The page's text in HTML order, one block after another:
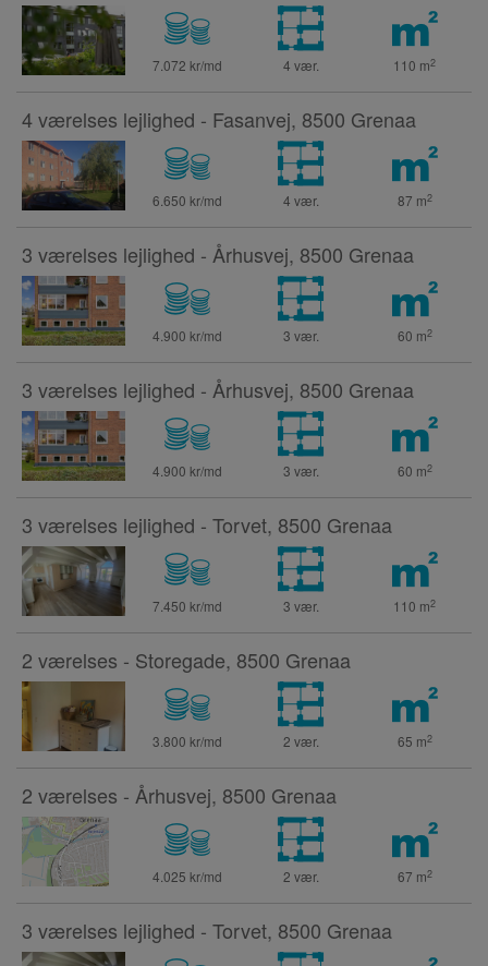
7.072 kr/md 4 vær. 110 m2
4 værelses lejlighed - Fasanvej, 8500 Grenaa
6.650 kr/md 4 vær. 87 m2
3 værelses lejlighed - Århusvej, 8500 Grenaa
4.900 kr/md 3 vær. 60 m2
3 værelses lejlighed - Århusvej, 8500 Grenaa
4.900 kr/md 3 vær. 60 m2
3 værelses lejlighed - Torvet, 8500 Grenaa
7.450 kr/md 3 vær. 110 m2
2 værelses - Storegade, 8500 Grenaa
3.800 kr/md 2 vær. 65 m2
2 værelses - Århusvej, 8500 Grenaa
4.025 kr/md 2 vær. 67 m2
3 værelses lejlighed - Torvet, 8500 Grenaa